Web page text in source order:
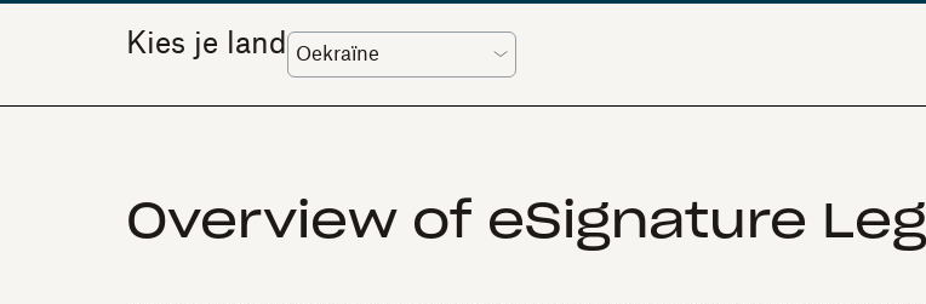
Kies je land
Overview of eSignature